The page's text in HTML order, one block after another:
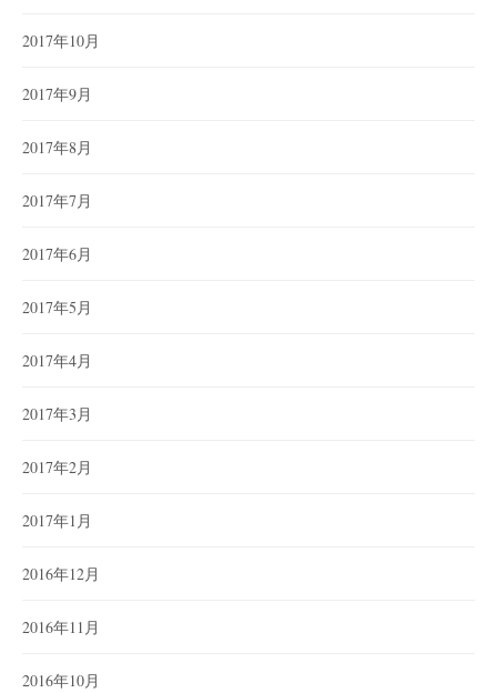
2017年10月
2017年9月
2017年8月
2017年7月
2017年6月
2017年5月
2017年4月
2017年3月
2017年2月
2017年1月
2016年12月
2016年11月
2016年10月